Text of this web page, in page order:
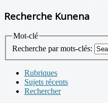
Recherche Kunena
Mot-clé
Recherche par mots-clés:
Rubriques
Sujets récents
Rechercher